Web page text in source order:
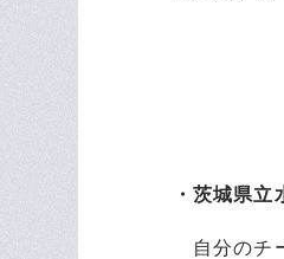
・茨城県立
自分のチ